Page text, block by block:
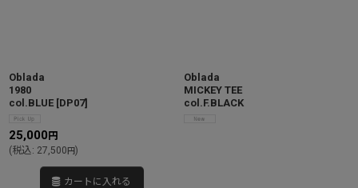
Oblada
1980
col.BLUE [DP07]
25,000 円
(税込: 27,500円)
カートに入れる
Oblada
MICKEY TEE
col.F.BLACK